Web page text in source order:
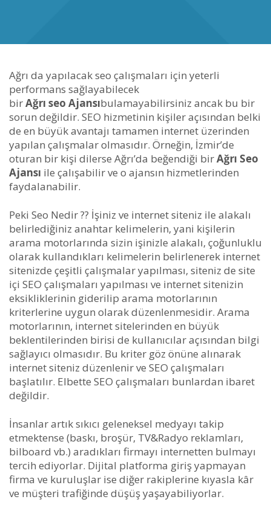
Ağrı da yapılacak seo çalışmaları için yeterli
performans sağlayabilecek
birAğrı seo Ajansıbulamayabilirsiniz ancak bu bir
sorun değildir. SEO hizmetinin kişiler açısından belki
de en büyük avantajı tamamen internet üzerinden
yapılan çalışmalar olmasıdır. Örneğin, İzmir’de
oturan bir kişi dilerse Ağrı’da beğendiği birAğrı Seo
Ajansı ile çalışabilir ve o ajansın hizmetlerinden
faydalanabilir.
Peki Seo Nedir ?? İşiniz ve internet siteniz ile alakalı
belirlediğiniz anahtar kelimelerin, yani kişilerin
arama motorlarında sizin işinizle alakalı, çoğunluklu
olarak kullandıkları kelimelerin belirlenerek internet
sitenizde çeşitli çalışmalar yapılması, siteniz de site
içi SEO çalışmaları yapılması ve internet sitenizin
eksikliklerinin giderilip arama motorlarının
kriterlerine uygun olarak düzenlenmesidir. Arama
motorlarının, internet sitelerinden en büyük
beklentilerinden birisi de kullanıcılar açısından bilgi
sağlayıcı olmasıdır. Bu kriter göz önüne alınarak
internet siteniz düzenlenir ve SEO çalışmaları
başlatılır. Elbette SEO çalışmaları bunlardan ibaret
değildir.
İnsanlar artık sıkıcı geleneksel medyayı takip
etmektense (baskı, broşür, TV&Radyo reklamları,
bilboard vb.) aradıkları firmayı internetten bulmayı
tercih ediyorlar. Dijital platforma giriş yapmayan
firma ve kuruluşlar ise diğer rakiplerine kıyasla kâr
ve müşteri trafiğinde düşüş yaşayabiliyorlar.